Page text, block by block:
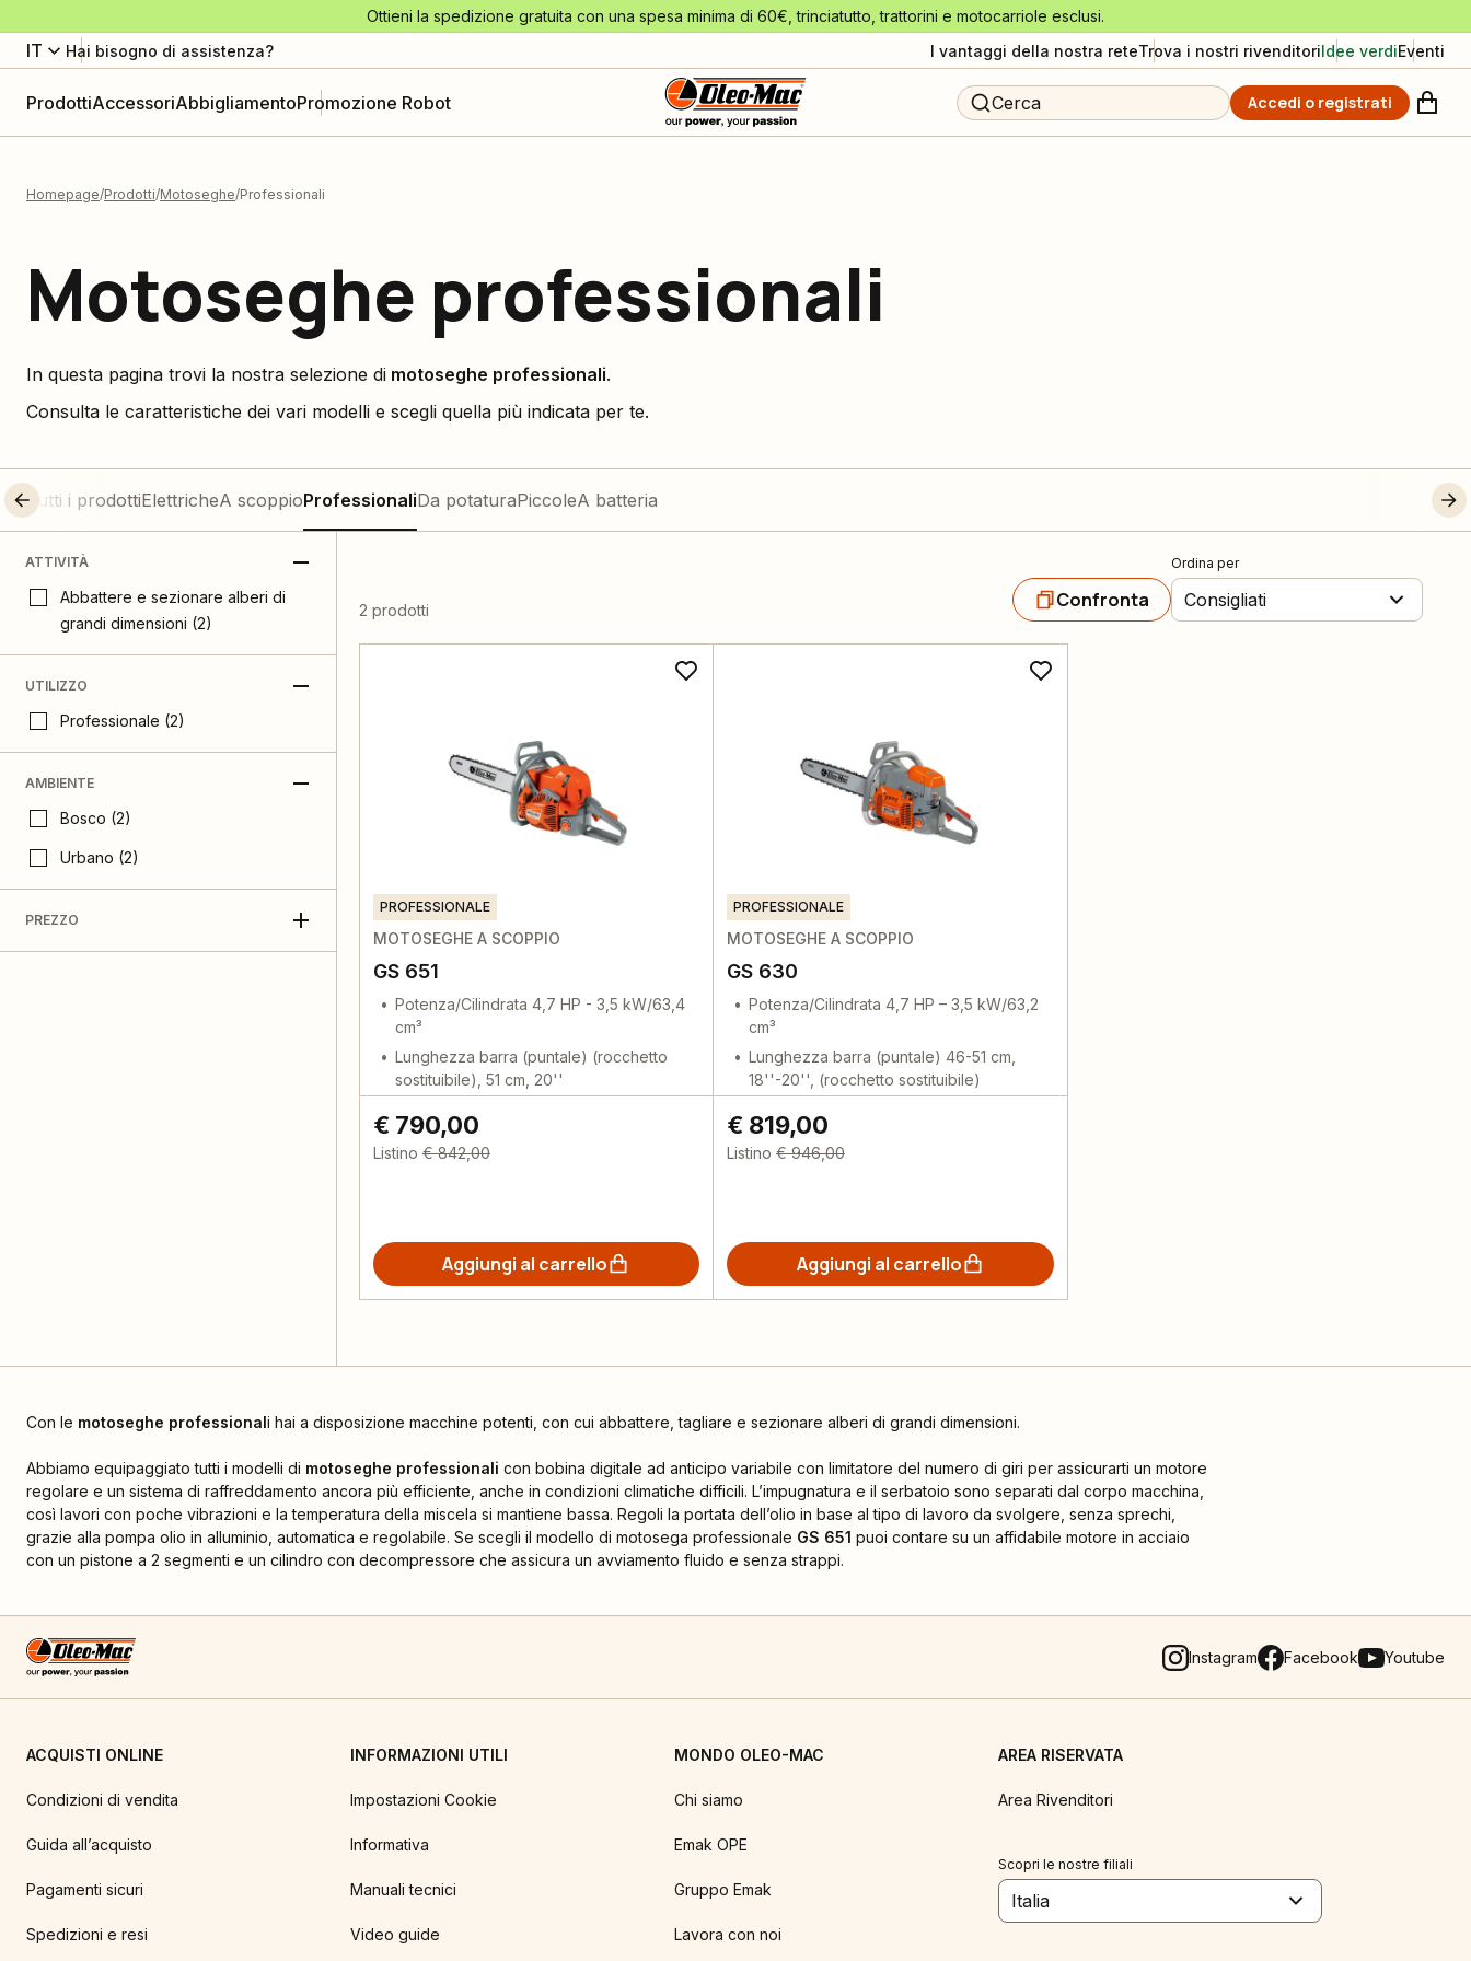
Ottieni la spedizione gratuita con una spesa minima di 60€, trinciatutto, trattorini e motocarriole esclusi.
IT Hai bisogno di assistenza? I vantaggi della nostra reteTrova i nostri rivenditoriIdee verdiEventi
ProdottiAccessoriAbbigliamentoPromozione Robot Cerca Accedi o registrati
Homepage Prodotti Motoseghe Professionali
Motoseghe professionali
In questa pagina trovi la nostra selezione di motoseghe professionali.
Consulta le caratteristiche dei vari modelli e scegli quella più indicata per te.
Tutti i prodottiElettricheA scoppioProfessionaliDa potaturaPiccoleA batteria
ATTIVITÀ
Abbattere e sezionare alberi di
grandi dimensioni (2)
UTILIZZO
Professionale (2)
AMBIENTE
Bosco (2)
Urbano (2)
PREZZO
2 prodotti Confronta
Ordina per
Consigliati
PROFESSIONALE
MOTOSEGHE A SCOPPIO
GS 651
Potenza/Cilindrata 4,7 HP - 3,5 kW/63,4
cm³
Lunghezza barra (puntale) (rocchetto
sostituibile), 51 cm, 20''
€ 790,00
Listino € 842,00
Aggiungi al carrello
PROFESSIONALE
MOTOSEGHE A SCOPPIO
GS 630
Potenza/Cilindrata 4,7 HP – 3,5 kW/63,2
cm³
Lunghezza barra (puntale) 46-51 cm,
18''-20'', (rocchetto sostituibile)
€ 819,00
Listino € 946,00
Aggiungi al carrello
Con le motoseghe professionali hai a disposizione macchine potenti, con cui abbattere, tagliare e sezionare alberi di grandi dimensioni.
Abbiamo equipaggiato tutti i modelli di motoseghe professionali con bobina digitale ad anticipo variabile con limitatore del numero di giri per assicurarti un motore
regolare e un sistema di raffreddamento ancora più efficiente, anche in condizioni climatiche difficili. L’impugnatura e il serbatoio sono separati dal corpo macchina,
così lavori con poche vibrazioni e la temperatura della miscela si mantiene bassa. Regoli la portata dell’olio in base al tipo di lavoro da svolgere, senza sprechi,
grazie alla pompa olio in alluminio, automatica e regolabile. Se scegli il modello di motosega professionale GS 651 puoi contare su un affidabile motore in acciaio
con un pistone a 2 segmenti e un cilindro con decompressore che assicura un avviamento fluido e senza strappi.
Instagram Facebook Youtube
ACQUISTI ONLINE
Condizioni di vendita
Guida all’acquisto
Pagamenti sicuri
Spedizioni e resi
INFORMAZIONI UTILI
Impostazioni Cookie
Informativa
Manuali tecnici
Video guide
MONDO OLEO-MAC
Chi siamo
Emak OPE
Gruppo Emak
Lavora con noi
AREA RISERVATA
Area Rivenditori
Scopri le nostre filiali
Italia